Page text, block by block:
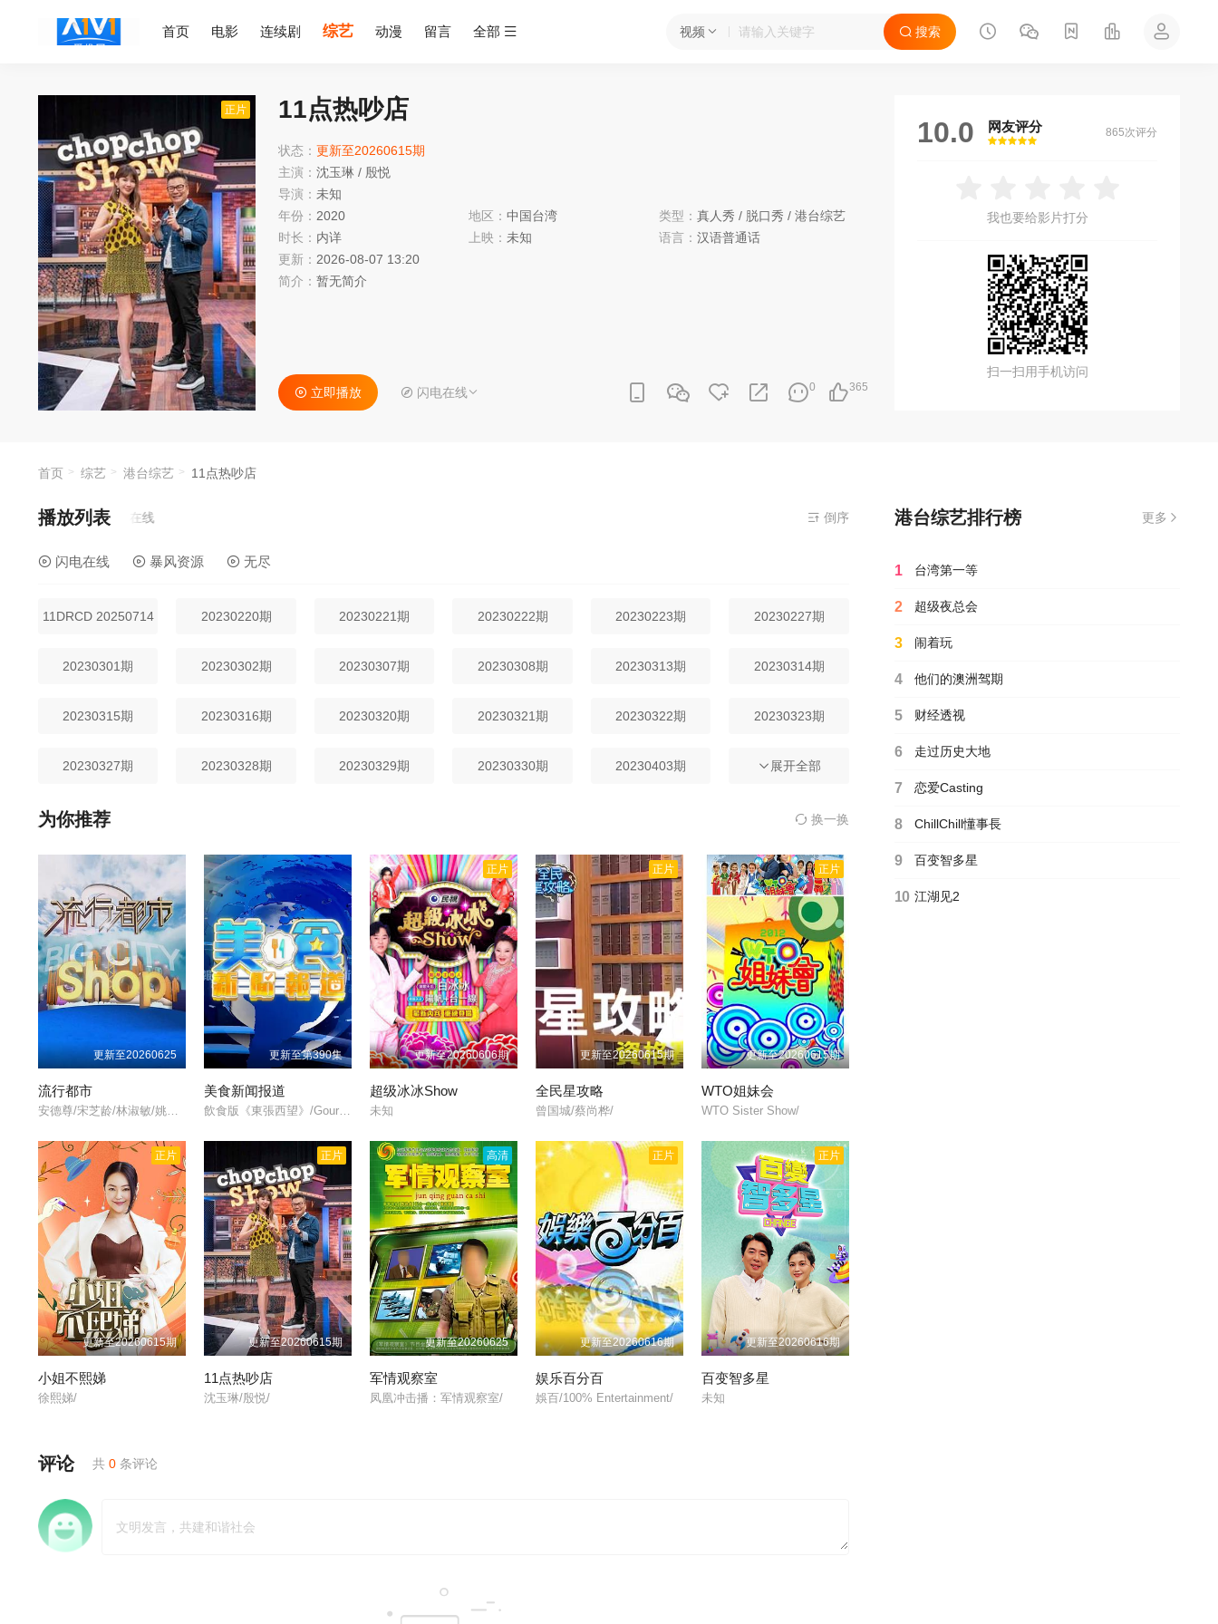
视频 搜索
首页 电影 连续剧 综艺 动漫 留言 全部
正片 11点热吵店
状态： 更新至20260615期
主演： 沈玉琳 / 殷悦
导演： 未知
年份： 2020 地区： 中国台湾 类型： 真人秀 / 脱口秀 / 港台综艺
时长： 内详 上映： 未知 语言： 汉语普通话
更新： 2026-08-07 13:20
简介： 暂无简介
365
0
立即播放 闪电在线
10.0 网友评分
很差
较差还行推荐力荐
865次评分
我也要给影片打分
扫一扫用手机访问
首页 综艺 港台综艺 11点热吵店
播放列表 当前资源来源 闪电在线- 闪电在线
倒序
闪电在线 暴风资源 无尽
11DRCD 20250714 20230220期 20230221期 20230222期 20230223期 20230227期
20230301期 20230302期 20230307期 20230308期 20230313期 20230314期
20230315期 20230316期 20230320期 20230321期 20230322期 20230323期
20230327期 20230328期 20230329期 20230330期 20230403期 20230404期
20230405期 20230501期
20230502期 20230508 20230509 20230518 20230522 20230523
20230524 20230525 20230530 20230531 20230601 20230605
20230607 20230608 20230612 20230613 20230614 20230620
20230622 20230626 20230627 20230629 20230703 20230704
20230705 20230706 20230710 20230711 20230712 20230713
20230717 20230718 20230719 20230724 20230727
20230731 20230801 20230802 20230803 20230807 20230808
20230809 20230810 20230814 20230815 20230816 20230817
20230821 20230822 20230823 20230824 20230911 20230912
20230914 20230918 20230919 20230920 20230921 20230925
20231023
20231106
20240227 20240228
展开全部
为你推荐 换一换
更新至20260625
流行都市
安德尊/宋芝龄/林淑敏/姚嘉妮/刘彩玉/章志文/彭慧中/
更新至第390集
美食新闻报道
飲食版《東張西望》/Gourmet Express/美食新聞報道/
正片
更新至20260606期
超级冰冰Show
未知
正片
更新至20260615期
全民星攻略
曾国城/蔡尚桦/
正片
更新至20260615期
WTO姐妹会
WTO Sister Show/
正片
更新至20260615期
小姐不熙娣
徐熙娣/
正片
更新至20260615期
11点热吵店
沈玉琳/殷悦/
高清
更新至20260625
军情观察室
凤凰冲击播：军情观察室/
正片
更新至20260616期
娱乐百分百
娛百/100% Entertainment/
正片
更新至20260616期
百变智多星
未知
评论 共 0 条评论
港台综艺排行榜 更多
1 台湾第一等
2 超级夜总会
3 闹着玩
4 他们的澳洲驾期
5 财经透视
6 走过历史大地
7 恋爱Casting
8 ChillChill懂事長
9 百变智多星
10 江湖见2